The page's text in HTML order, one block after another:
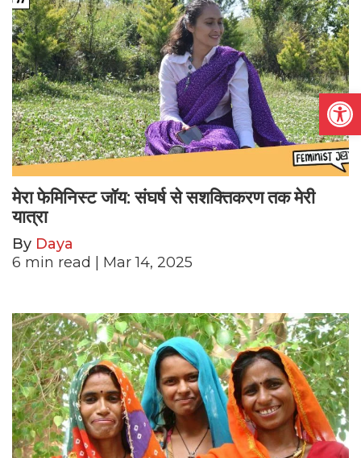
मेरा फेमिनिस्ट जॉय: संघर्ष से सशक्तिकरण तक मेरी
यात्रा
By Daya
6 min read | Mar 14, 2025